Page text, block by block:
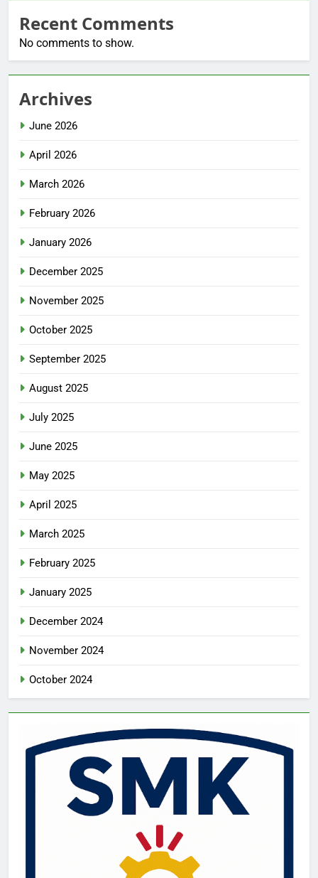
Recent Comments
No comments to show.
Archives
June 2026
April 2026
March 2026
February 2026
January 2026
December 2025
November 2025
October 2025
September 2025
August 2025
July 2025
June 2025
May 2025
April 2025
March 2025
February 2025
January 2025
December 2024
November 2024
October 2024